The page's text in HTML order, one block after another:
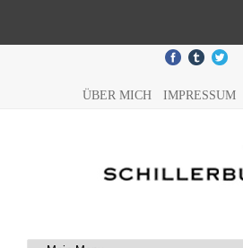
ÜBER MICH IMPRESSUM